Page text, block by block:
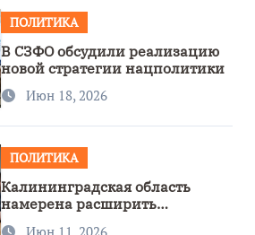
ПОЛИТИКА
В СЗФО обсудили реализацию
новой стратегии нацполитики
Июн 18, 2026
ПОЛИТИКА
Калининградская область
намерена расширить
сотрудничество с Узбекистаном
Июн 11, 2026